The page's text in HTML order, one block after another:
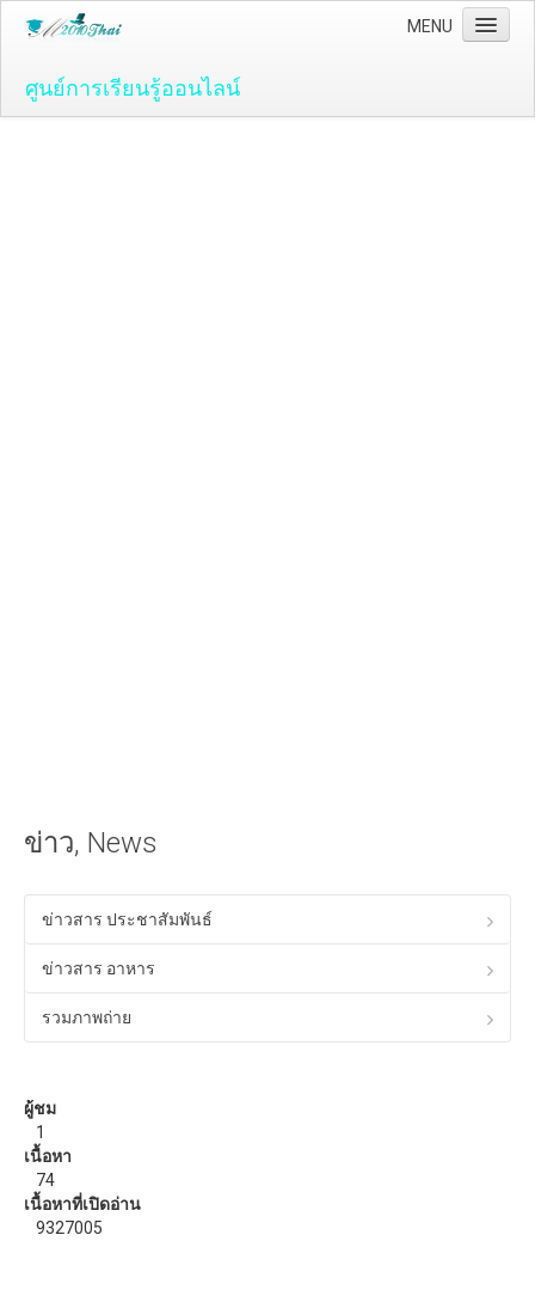
ศูนย์การเรียนรู้ออนไลน์
MENU
ทำ SEO ให้ติดหน้าแรกของ Google
ควมรู้พื้อนฐานทางด้าน HTML
Tips! ดีๆสำหรับคุณ
Tips Windows XP
ดาวน์โหลด
eBooks หรือหนังสือน่าอ่าน
ข่าว, News
ข่าวสาร ประชาสัมพันธ์
ข่าวสาร อาหาร
รวมภาพถ่าย
ผู้ชม
1
เนื้อหา
74
เนื้อหาที่เปิดอ่าน
9327005